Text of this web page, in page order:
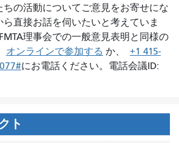
ちの活動についてご意見をお寄せにな
ら直接お話を伺いたいと考えていま
理事会での一般意見表明と同様の
オンラインで参加する か、 +1 415-
にお電話ください。電話会議ID:
ト